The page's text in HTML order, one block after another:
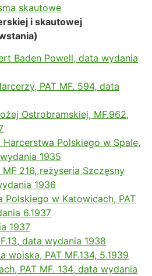
skautowe
i skautowej
Baden Powell, data wydania
PAT MF. 594, data
Ostrobramskiej, MF.962,
Polskiego w Spale,
1935
216, reżyseria Szczęsny
1936
Polskiego w Katowicach, PAT
6.1937
1937
data wydania 1938
wojska, PAT MF.134, 5.1939
PAT MF. 134, data wydania